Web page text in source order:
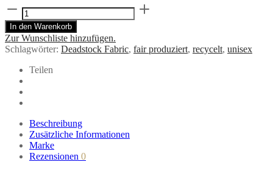
Chino
Pants
Nigen
Black
Canvas
Seitentasche
|
ARNIKO
Menge
In den Warenkorb
Zur Wunschliste hinzufügen.
Schlagwörter: Deadstock Fabric, fair produziert, recycelt, unisex
Teilen
Beschreibung
Zusätzliche Informationen
Marke
Rezensionen 0